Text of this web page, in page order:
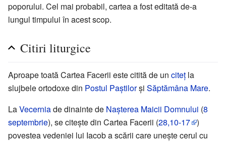
poporului. Cel mai probabil, cartea a fost editată de-a
lungul timpului în acest scop.
Citiri liturgice
Aproape toată Cartea Facerii este citită de un citeţ la
slujbele ortodoxe din Postul Paştilorşi Săptămâna Mare.
LaVecerniade dinainte de Naşterea Maicii Domnului (8
septembrie), se citește din Cartea Facerii (28,10-17 )
povestea vedeniei lui Iacob a scării care uneşte cerul cu